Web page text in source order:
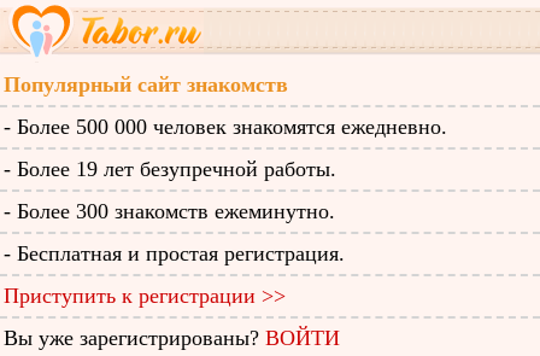
Популярный сайт знакомств
- Более 500 000 человек знакомятся ежедневно.
- Более 19 лет безупречной работы.
- Более 300 знакомств ежеминутно.
- Бесплатная и простая регистрация.
Приступить к регистрации >>
Вы уже зарегистрированы? ВОЙТИ